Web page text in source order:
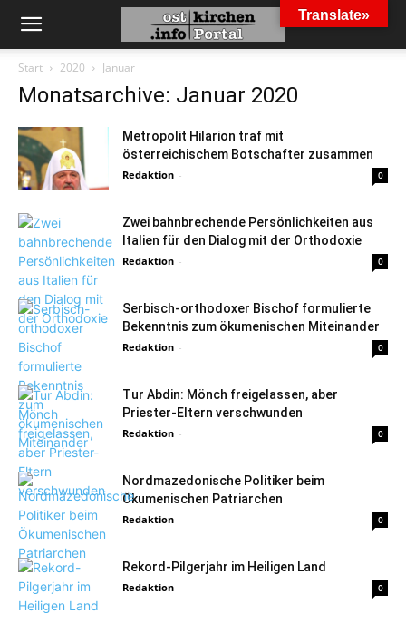
Start 2020 Januar
Monatsarchive: Januar 2020
Metropolit Hilarion traf mit
österreichischem Botschafter zusammen
Redaktion - 0
Zwei bahnbrechende Persönlichkeiten aus
Italien für den Dialog mit der Orthodoxie
Redaktion - 0
Serbisch-orthodoxer Bischof formulierte
Bekenntnis zum ökumenischen Miteinander
Redaktion - 0
Tur Abdin: Mönch freigelassen, aber
Priester-Eltern verschwunden
Redaktion - 0
Nordmazedonische Politiker beim
Ökumenischen Patriarchen
Redaktion - 0
Rekord-Pilgerjahr im Heiligen Land
Redaktion - 0
Translate»